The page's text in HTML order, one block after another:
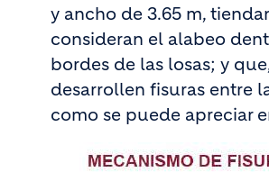
y ancho de 3.65 m,
consideran el alabeo
bordes de las losas; y
desarrollen fisuras entre
como se puede apreciar